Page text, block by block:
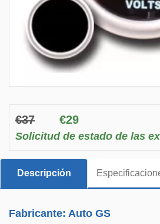
€37 €29
Solicitud de estado de las
Descripción
Fabricante: Auto GS